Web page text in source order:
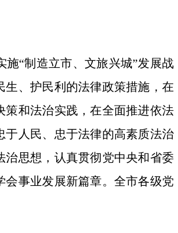
“制造立市、文旅兴城”发展战
、护民利的法律政策措施，在
和法治实践，在全面推进依法
人民、忠于法律的高素质法治
治思想，认真贯彻党中央和省委
事业发展新篇章。全市各级党